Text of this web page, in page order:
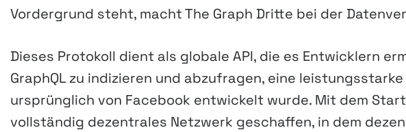
Vordergrund steht, macht The Graph Dritte bei der
Dieses Protokoll dient als globale API, die es Entwicklern
GraphQL zu indizieren und abzufragen, eine
ursprünglich von Facebook entwickelt wurde. Mit dem
vollständig dezentrales Netzwerk geschaffen, in dem